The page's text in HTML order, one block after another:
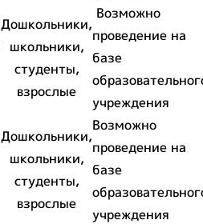
Дошкольники,
школьники,
студенты,
взрослые
Возможно
проведение на
базе
учреждения
Дошкольники,
школьники,
студенты,
взрослые
Возможно
проведение на
базе
учреждения